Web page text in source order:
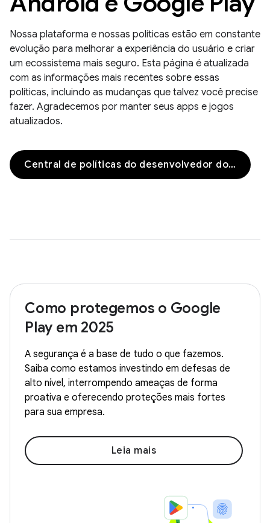
Nossa plataforma e nossas políticas estão em constante
evolução para melhorar a experiência do usuário e criar
um ecossistema mais seguro. Esta página é atualizada
com as informações mais recentes sobre essas
políticas, incluindo as mudanças que talvez você precise
fazer. Agradecemos por manter seus apps e jogos
atualizados.
Central de políticas do desenvolvedor do Google Play
Como protegemos o Google
Play em 2025
A segurança é a base de tudo o que fazemos.
Saiba como estamos investindo em defesas de
alto nível, interrompendo ameaças de forma
proativa e oferecendo proteções mais fortes
para sua empresa.
Leia mais